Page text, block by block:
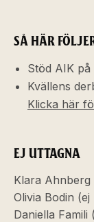
SÅ HÄR
Stöd AIK på
Kvällens
Klicka här
EJ UTTAGNA
Klara Ahnberg
Olivia Bodin (ej
Daniella Famili